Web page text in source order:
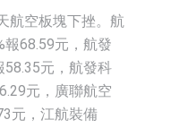
航空板塊下挫。航
報68.59元，航發
58.35元，航發科
元，廣聯航空
元，江航裝備